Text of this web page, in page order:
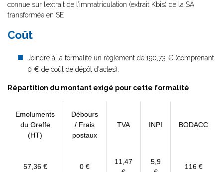
connue sur l’extrait de l’immatriculation (extrait Kbis) de la SA
transformée en SE
Coût
Joindre à la formalité un règlement de190,73 € (comprenant
0 € de coût de dépôt d'actes).
Répartition du montant exigé pour cette formalité
Emoluments
du Greffe
(HT)
Débours
/ Frais
postaux
TVA INPI BODACC
57,36 € 0 €
11,47
5,9
116 €